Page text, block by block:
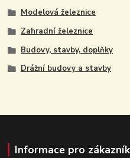
Modelová železnice
Zahradní železnice
Budovy, stavby, doplňky
Drážní budovy a stavby
Informace pro